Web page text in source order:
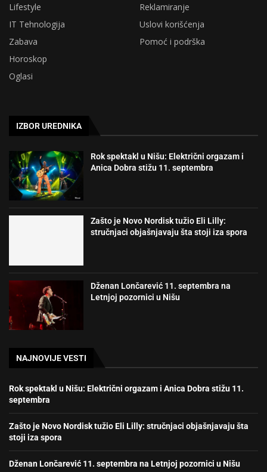
Lifestyle
Reklamiranje
IT Tehnologija
Uslovi korišćenja
Zabava
Pomoć i podrška
Horoskop
Oglasi
IZBOR UREDNIKA
Rok spektakl u Nišu: Električni orgazam i
Anica Dobra stižu 11. septembra
Zašto je Novo Nordisk tužio Eli Lilly:
stručnjaci objašnjavaju šta stoji iza spora
Dženan Lončarević 11. septembra na
Letnjoj pozornici u Nišu
NAJNOVIJE VESTI
Rok spektakl u Nišu: Električni orgazam i Anica Dobra stižu 11.
septembra
Zašto je Novo Nordisk tužio Eli Lilly: stručnjaci objašnjavaju šta
stoji iza spora
Dženan Lončarević 11. septembra na Letnjoj pozornici u Nišu